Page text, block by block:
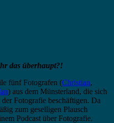
das überhaupt?!
fünf Fotografen (Christian,
) aus dem Münsterland, die sich
Fotografie beschäftigen. Da
zum geselligen Plausch
Podcast über Fotografie.